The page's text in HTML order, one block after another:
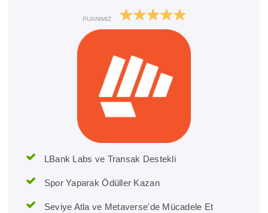
PUANIMIZ
LBank Labs ve Transak Destekli
Spor Yaparak Ödüller Kazan
Seviye Atla ve Metaverse'de Mücadele Et